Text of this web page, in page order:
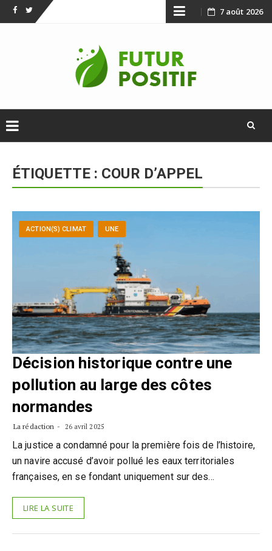
FacebookTwitter Skip
content
7 août 2026
contentÉTIQUETTE : COUR D’APPEL
ACTION(S) CLIMAT UNE
Décision historique contre une
pollution au large des côtes
normandes
La rédaction 26 avril 2025
La justice a condamné pour la première fois de l’histoire,
un navire accusé d’avoir pollué les eaux territoriales
françaises, en se fondant uniquement sur des…
LIRE LA SUITE